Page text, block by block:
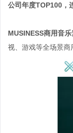
公司年度TOP100，
MUSINESS商用音
视、游戏等全场景